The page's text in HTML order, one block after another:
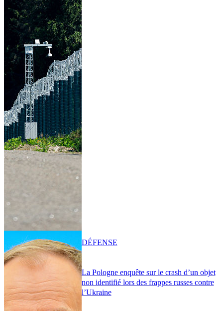
La Pologne enquête sur le crash d’un objet
non identifié lors des frappes russes contre
l’Ukraine
DÉFENSE